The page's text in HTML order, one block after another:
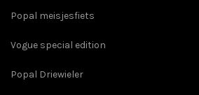
Popal meisjesfiets
Vogue special edition
Popal Driewieler